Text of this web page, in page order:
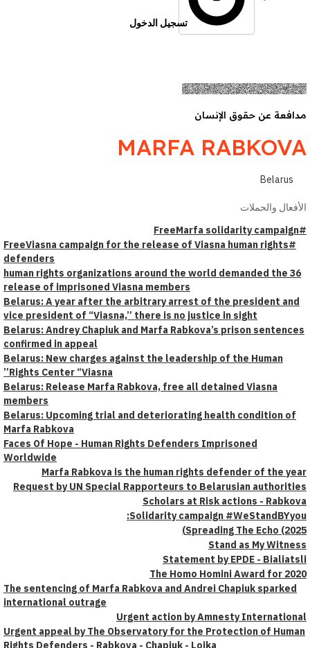
تسجيل الدخول
عن حقوق الإنسان
MARFA
Belarus
والحملات
#FreeViasna campaign for the release of Viasna human rights
defenders
36 human rights organizations around the world demanded the
release of imprisoned Viasna members
Belarus: A year after the arbitrary arrest of the president and
vice president of “Viasna,” there is no justice in sight
Belarus: Andrey Chapiuk and Marfa Rabkova’s prison
confirmed in appeal
Belarus: New charges against the leadership of the Human
Rights Center “Viasna”
Belarus: Release Marfa Rabkova, free all detained Viasna
members
Belarus: Upcoming trial and deteriorating health condition of
Marfa Rabkova
Faces Of Hope - Human Rights Defenders Imprisoned
Worldwide
Marfa Rabkova is the human rights defender of the
Request by UN Special Rapporteurs to Belarusian
Scholars at Risk actions -
Solidarity campaign
Spreading The Echo
Stand as My
Statement by EPDE -
The Homo Homini Award for
The sentencing of Marfa Rabkova and Andrei Chapiuk sparked
international outrage
Urgent action by Amnesty
Urgent appeal by The Observatory for the Protection of
Rights Defenders - Rabkova - Chapiuk - Loika